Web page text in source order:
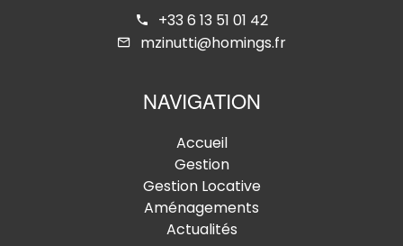
+33 6 13 51 01 42
mzinutti@homings.fr
NAVIGATION
Accueil
Gestion
Gestion Locative
Aménagements
Actualités